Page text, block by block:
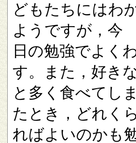
どもたちにはわ
ようですが，今
日の勉強でよく
す。また，好き
と多く食べてし
たとき，どれく
ればよいのかも